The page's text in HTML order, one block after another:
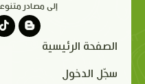
إلى مصادر
الصفحة الرئيسية
سجّل الدخول